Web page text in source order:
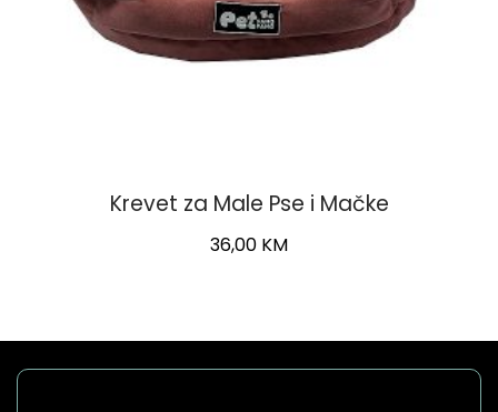
Krevet za Male Pse i Mačke
36,00 KM